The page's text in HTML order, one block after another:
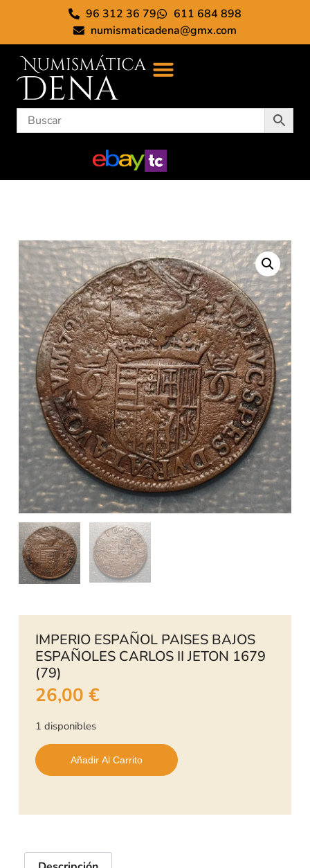
96 312 36 79
611 684 898
numismaticadena@gmx.com
IMPERIO ESPAÑOL PAISES BAJOS
ESPAÑOLES CARLOS II JETON 1679
(79)
26,00 €
1 disponibles
Añadir Al Carrito